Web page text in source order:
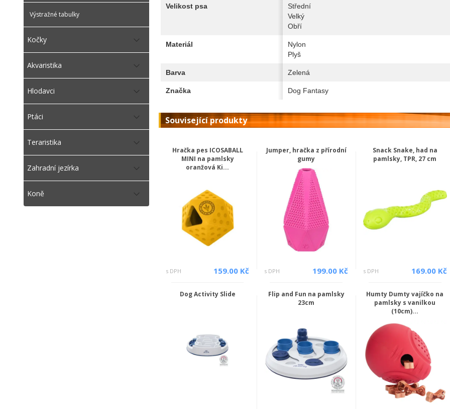
Výstražné tabulky
Kočky
Akvaristika
Hlodavci
Ptáci
Teraristika
Zahradní jezírka
Koně
Velikost psa
Střední
Velký
Obří
Materiál
Nylon
Plyš
Barva Zelená
Značka Dog Fantasy
Související produkty
Hračka pes ICOSABALL
MINI na pamlsky
oranžová Ki...
s DPH 159.00 Kč
Jumper, hračka z přírodní
gumy
s DPH 199.00 Kč
Snack Snake, had na
pamlsky, TPR, 27 cm
s DPH 169.00 Kč
Dog Activity Slide
Flip and Fun na pamlsky
23cm
Humty Dumty vajíčko na
pamlsky s vanilkou
(10cm)...